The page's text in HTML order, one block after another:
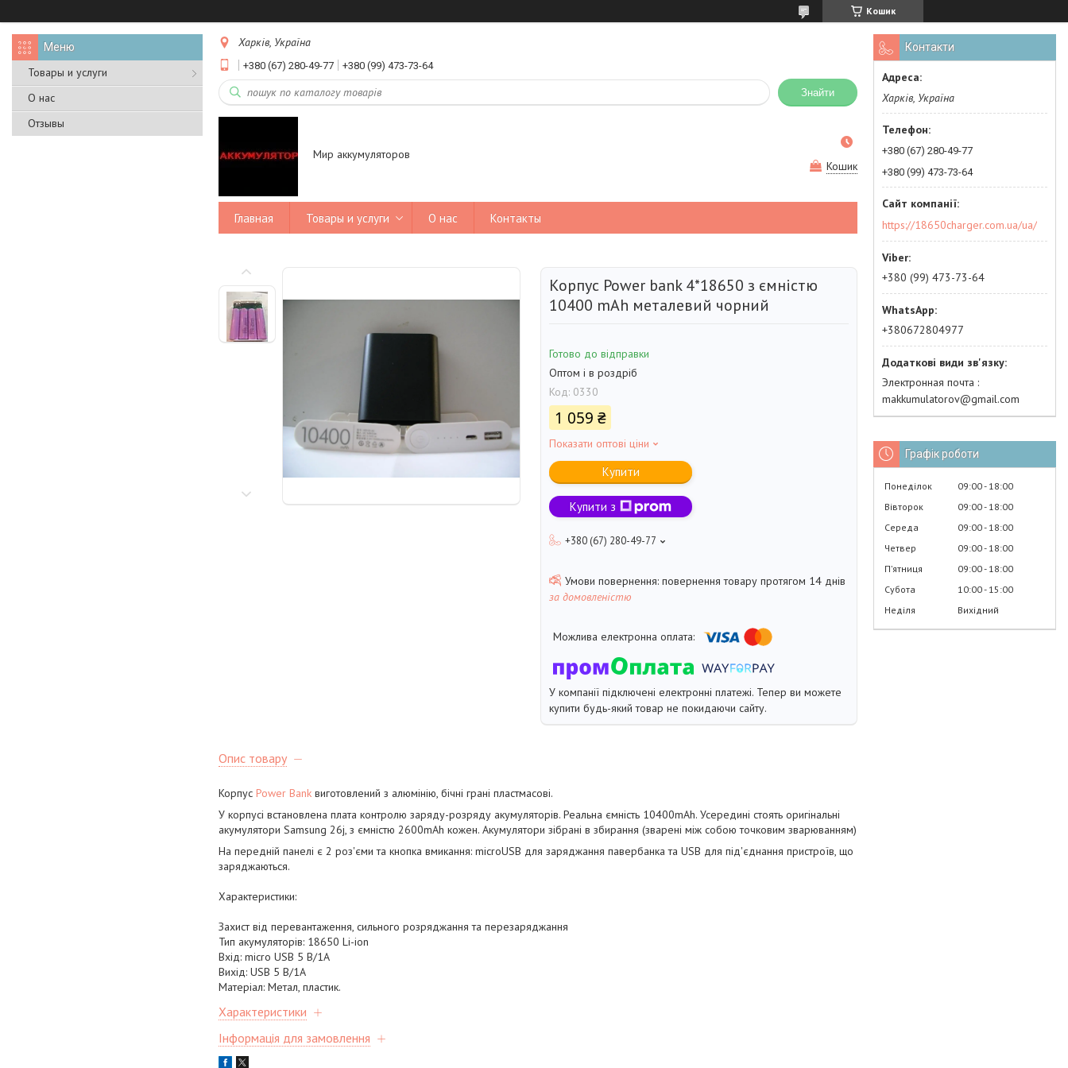
Кошик
Товары и услуги
О нас
Отзывы
Харків, Україна
+380 (67) 280-49-77 +380 (99) 473-73-64
Знайти
Мир аккумуляторов
Кошик
Главная Товары и услуги О нас Контакты
Корпус Power bank 4*18650 з ємністю
10400 mAh металевий чорний
Готово до відправки
Оптом і в роздріб
Код: 0330
1 059 ₴
Показати оптові ціни
Купити
Купити з
+380 (67) 280-49-77
повернення товару протягом 14 днів
за домовленістю
У компанії підключені електронні платежі. Тепер ви можете
купити будь-який товар не покидаючи сайту.
Опис товару
Корпус Power Bank виготовлений з алюмінію, бічні грані пластмасові.
У корпусі встановлена плата контролю заряду-розряду акумуляторів. Реальна ємність 10400mAh. Усередині стоять оригінальні
акумулятори Samsung 26j, з ємністю 2600mAh кожен. Акумулятори зібрані в збирання (зварені між собою точковим зварюванням)
На передній панелі є 2 роз'єми та кнопка вмикання: microUSB для заряджання павербанка та USB для під'єднання пристроїв, що
заряджаються.
Характеристики:
Захист від перевантаження, сильного розряджання та перезаряджання
Тип акумуляторів: 18650 Li-ion
Вхід: micro USB 5 В/1A
Вихід: USB 5 В/1А
Матеріал: Метал, пластик.
Характеристики
Інформація для замовлення
Контакти
Харків, Україна
+380 (67) 280-49-77
+380 (99) 473-73-64
https://18650charger.com.ua/ua/
+380 (99) 473-73-64
+380672804977
Электронная почта
makkumulatorov@gmail.com
Графік роботи
Понеділок 09:00 18:00
Вівторок
09:00 18:00
Середа
09:00 18:00
Четвер
09:00 18:00
Пʼятниця
09:00 18:00
Субота
10:00 15:00
Неділя
Вихідний